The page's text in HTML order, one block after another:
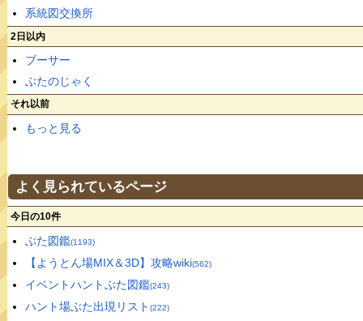
系統図交換所
2日以内
ブーサー
ぶたのじゃく
それ以前
もっと見る
よく見られているページ
今日の10件
ぶた図鑑(1193)
【ようとん場MIX＆3D】攻略wiki(562)
イベントハントぶた図鑑(243)
ハント場ぶた出現リスト (222)